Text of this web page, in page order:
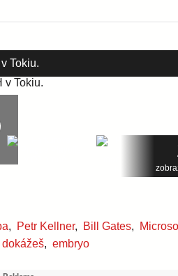
Tokiu.
, Petr Kellner, Bill Gates,
, embryo